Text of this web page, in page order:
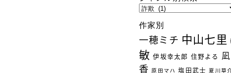
ジ
ャ
別
検
作家別
一穂ミチ 中山七里
敏 伊坂幸太郎 住野よる
香
原田マハ 塩田武士 夏川草